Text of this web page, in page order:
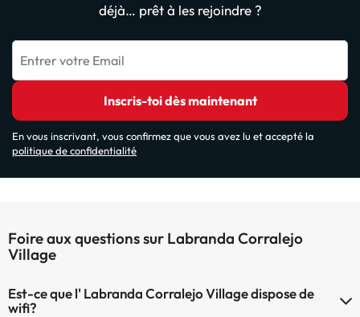
déjà… prêt à les rejoindre ?
Entrer votre Email
Inscris-toi dès maintenant
En vous inscrivant, vous confirmez que vous avez lu et accepté la
politique de confidentialité
Foire aux questions sur Labranda Corralejo
Village
Est-ce que l' Labranda Corralejo Village dispose de
wifi?